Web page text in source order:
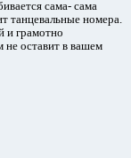
сама- сама
танцевальные номера.
и грамотно
не оставит в вашем